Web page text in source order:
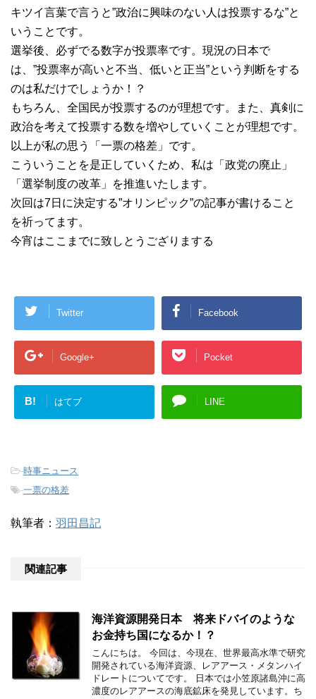
キツイ言葉で言うと”政治に興味のない人は投票するな”と
いうことです。
選挙後、必ずでる数字が投票率です。現況の日本で
は、”投票率が高いと不当、低いと正当”という判断をする
のは私だけでしょうか！？
もちろん、全国民が投票するのが理想です。また、真剣に
政治を考えて投票する数を増やしていくことが理想です。
以上が私の思う「一票の格差」です。
こういうことを是正していくため、私は「政党の廃止」
「選挙制度の改革」を推進いたします。
次回は7日に決定する”オリンピック”の記事が書けること
を祈ってます。
今宵はここまでに致しとうござりまする
Twitter Facebook
Google+ Pocket
B! はてブ LINE
-時事ニュース
-一票の格差
執筆者： 羽田昌記
関連記事
海洋資源開発日本 将来ドバイのような
お金持ち国になるか！？
こんにちは。 今回は、今現在、世界最高水準で研究
開発されている海洋資源、レアアース・メタンハイ
ドレートについてです。 日本では小笠原諸島沖に高
濃度のレアアースの海底鉱床を発見しています。ち